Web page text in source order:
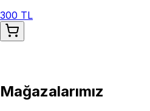
300 TL
Mağazalarımız